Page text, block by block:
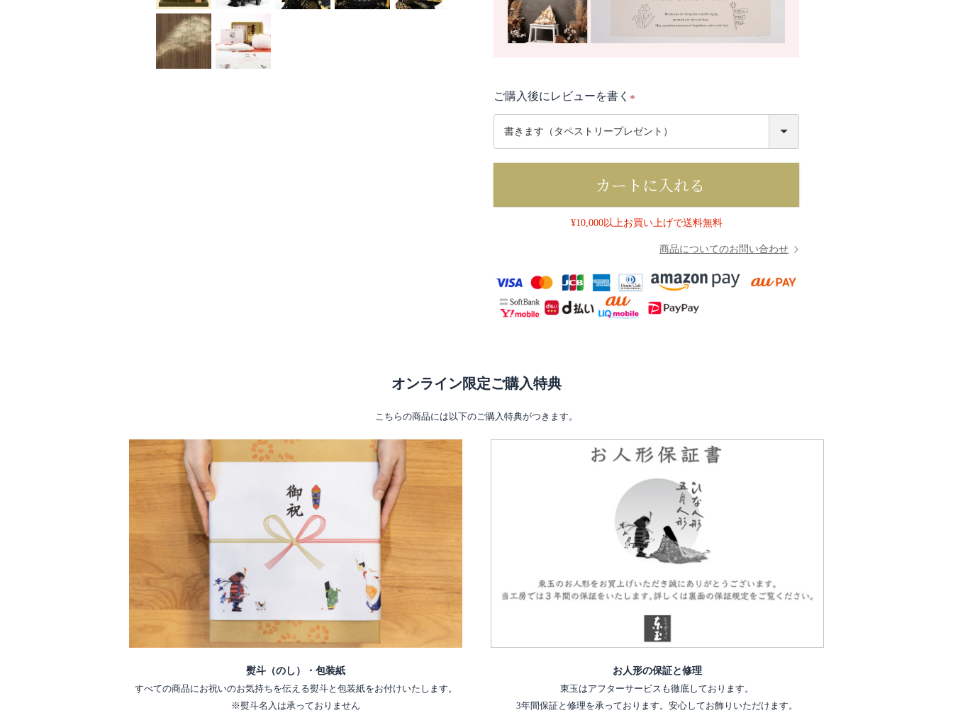
ご購入後にレビューを書く
須
)
カートに入れる
¥10,000以上お買い上げで送料無料
商品についてのお問い合わせ
オンライン限定ご購入特典
こちらの商品には以下のご購入特典がつきます。
熨斗（のし）・包装紙
すべての商品にお祝いのお気持ちを伝える熨斗と包装紙をお付けいたします。
※熨斗名入は承っておりません
お人形の保証と修理
東玉はアフターサービスも徹底しております。
3年間保証と修理を承っております。安心してお飾りいただけます。